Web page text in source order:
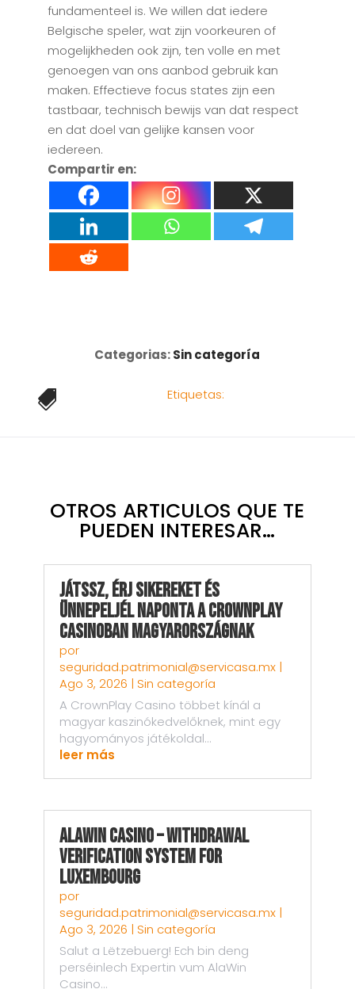
fundamenteel is. We willen dat iedere
Belgische speler, wat zijn voorkeuren of
mogelijkheden ook zijn, ten volle en met
genoegen van ons aanbod gebruik kan
maken. Effectieve focus states zijn een
tastbaar, technisch bewijs van dat respect
en dat doel van gelijke kansen voor
iedereen.
Compartir en:
Categorias:Sin categoría
 Etiquetas:
OTROS ARTICULOS QUE TE
PUEDEN INTERESAR…
Játssz, Érj sikereket és
Ünnepeljél Naponta a CrownPlay
Casinoban Magyarországnak
por
seguridad.patrimonial@servicasa.mx|
Ago 3, 2026 | Sin categoría
A CrownPlay Casino többet kínál a
magyar kaszinókedvelőknek, mint egy
hagyományos játékoldal...
leer más
AlaWin Casino – Withdrawal
Verification System for
Luxembourg
por
seguridad.patrimonial@servicasa.mx|
Ago 3, 2026 | Sin categoría
Salut a Lëtzebuerg! Ech bin deng
perséinlech Expertin vum AlaWin
Casino...